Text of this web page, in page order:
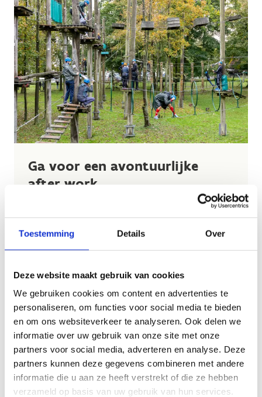
Toestemming Details Over
Deze website maakt gebruik van cookies
We gebruiken cookies om content en advertenties te
personaliseren, om functies voor social media te bieden
en om ons websiteverkeer te analyseren. Ook delen we
informatie over uw gebruik van onze site met onze
partners voor social media, adverteren en analyse. Deze
partners kunnen deze gegevens combineren met andere
informatie die u aan ze heeft verstrekt of die ze hebben
verzameld op basis van uw gebruik van hun services.
Ga voor een avontuurlijke
after work
Op vrijdag 4 april, 9 mei en 6 juni kan je op ons
work. Kom 1,5u klimmen en babbel nadien gezellig
bij met hapjes en drankjes van hetZuiderbad. Mis
avond.
Van 16u30 tot 20u
€45 per deelnemer (alles inbegrepen)
Ontdek alles wat je wil weten over ons
hoogtouwenparcours